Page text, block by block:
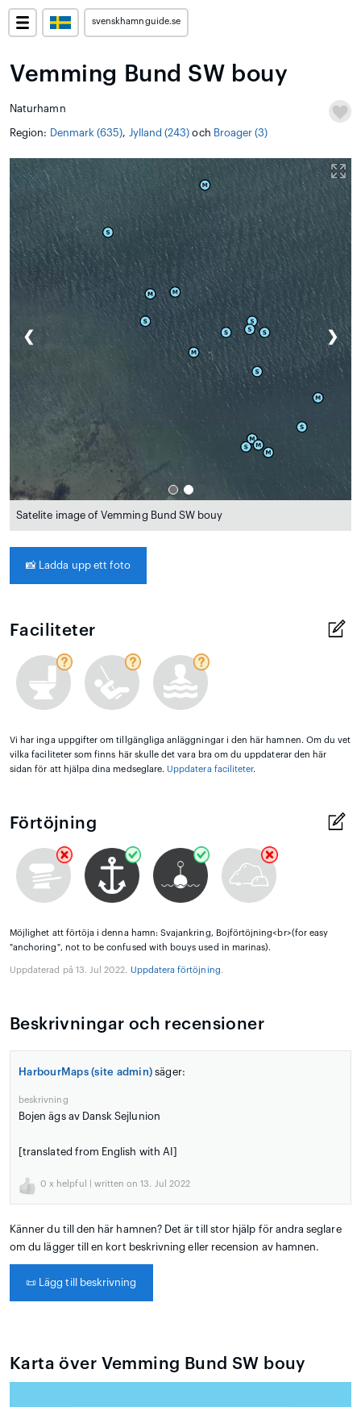
svenskhamnguide.se
Vemming Bund SW bouy
Naturhamn
Region: Denmark (635), Jylland (243) och Broager (3)
❮ ❯
Satelite image of Vemming Bund SW bouy
📸 Ladda upp ett foto
Faciliteter
Vi har inga uppgifter om tillgängliga anläggningar i den här hamnen. Om du vet
vilka faciliteter som finns här skulle det vara bra om du uppdaterar den här
sidan för att hjälpa dina medseglare. Uppdatera faciliteter.
Förtöjning
Möjlighet att förtöja i denna hamn: Svajankring, Bojförtöjning<br>(for easy
"anchoring", not to be confused with bouys used in marinas).
Uppdaterad på 13. Jul 2022. Uppdatera förtöjning.
Beskrivningar och recensioner
HarbourMaps (site admin) säger:
beskrivning
Bojen ägs av Dansk Sejlunion
[translated from English with AI]
0 x helpful | written on 13. Jul 2022
Känner du till den här hamnen? Det är till stor hjälp för andra seglare
om du lägger till en kort beskrivning eller recension av hamnen.
📜 Lägg till beskrivning
Karta över Vemming Bund SW bouy